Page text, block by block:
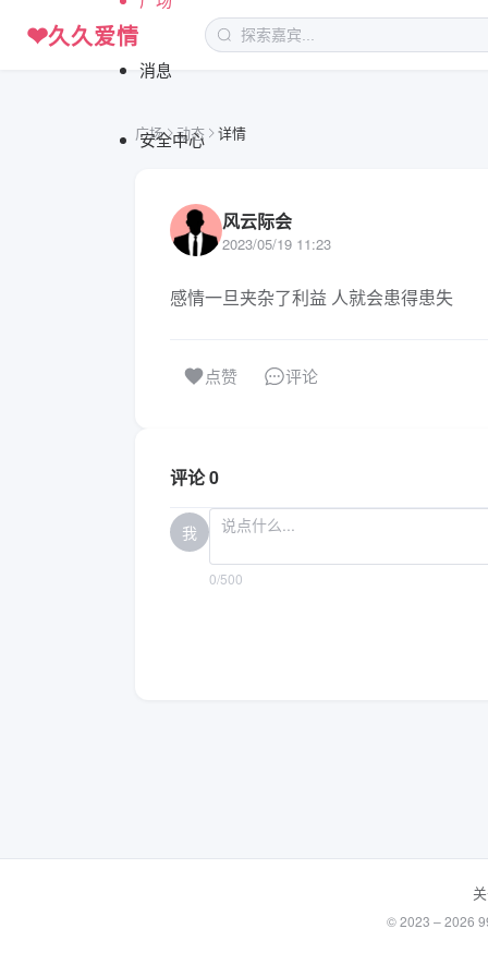
❤久久爱情
消息
安全中心
广场 动态 详情
风云际会
2023/05/19 11:23
感情一旦夹杂了利益 人就会患得患失
点赞 评论
评论 0
我
0/500
© 2023 – 2026